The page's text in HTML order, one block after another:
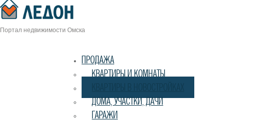
navigation
Портал недвижимости Омска
ПРОДАЖА
КВАРТИРЫ И КОМНАТЫ
ДОМА, УЧАСТКИ, ДАЧИ
ГАРАЖИ